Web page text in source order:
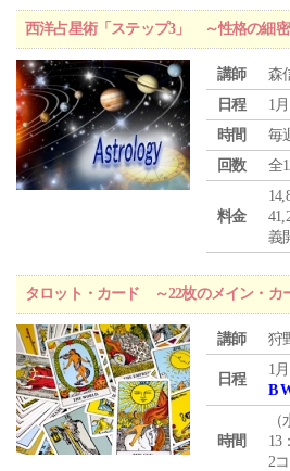
西洋占星術「ステップ3」 ～性格の細
講師
森
日程
1
時間
毎
回数
全
料金
義
タロット・カード ～22枚のメイン・カ
講師 狩
日程
1
B
時間
（
13
2コ